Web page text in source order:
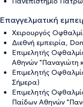
Επαγγελματική
Χειρουργός
Διεθνή εμπειρία,
Επιμελητής
Αθηνών "Παναγιώτη
Επιμελητής
Σήμερα)
Επιμελητής
Παίδων Αθηνών